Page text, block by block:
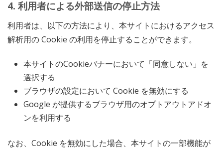
4. 利用者による外部送信の停止方法
利用者は、以下の方法により、本サイトにおけるアクセス
解析用の Cookie の利用を停止することができます。
本サイトのCookieバナーにおいて「同意しない」を
選択する
ブラウザの設定において Cookie を無効にする
Google が提供するブラウザ用のオプトアウトアドオ
ンを利用する
なお、Cookie を無効にした場合、本サイトの一部機能が